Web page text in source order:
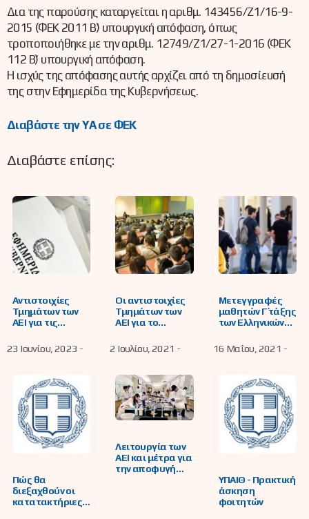
Δια της παρούσης καταργείται η αριθμ. 143456/Ζ1/16-9-
2015 (ΦΕΚ 2011 Β΄) υπουργική απόφαση, όπως
τροποποιήθηκε με την αριθμ. 12749/Ζ1/27-1-2016 (ΦΕΚ
112 Β΄) υπουργική απόφαση.
Η ισχύς της απόφασης αυτής αρχίζει από τη δημοσίευσή
της στην Εφημερίδα της Κυβερνήσεως.
Διαβάστε την ΥΑ σε ΦΕΚ
Διαβάστε επίσης:
Αντιστοιχίες
Τμημάτων των
ΑΕΙ για τις
φοιτητών του
ακαδημαϊκού
23 Ιουνίου, 2023 -
Οι αντιστοιχίες
Τμημάτων των
ΑΕΙ για το
έτος 2021-2022
2 Ιουλίου, 2021 -
Μετεγγραφές
μαθητών Γ΄ τάξης
των Ελληνικών
εξωτερικού σε
Λύκεια της
συμμετοχή στις
Πανελλαδικές
Εξετάσεις 2021
16 Μαΐου, 2021 -
Πώς θα
διεξαχθούν οι
κατατακτήριες
Λειτουργία των
ΑΕΙ και μέτρα για
την αποφυγή
ΥΠΑΙΘ - Πρακτική
άσκηση
φοιτητών